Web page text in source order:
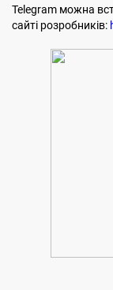
Telegram можна
сайті розробників: